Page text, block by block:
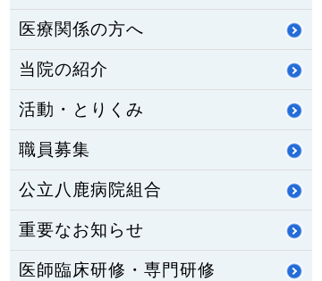
医療関係の方へ
当院の紹介
活動・とりくみ
職員募集
公立八鹿病院組合
重要なお知らせ
医師臨床研修・専門研修